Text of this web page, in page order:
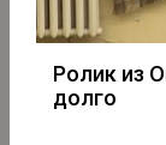
Ролик из
долго